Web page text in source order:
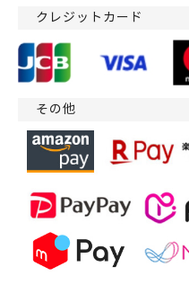
クレジットカード
その他